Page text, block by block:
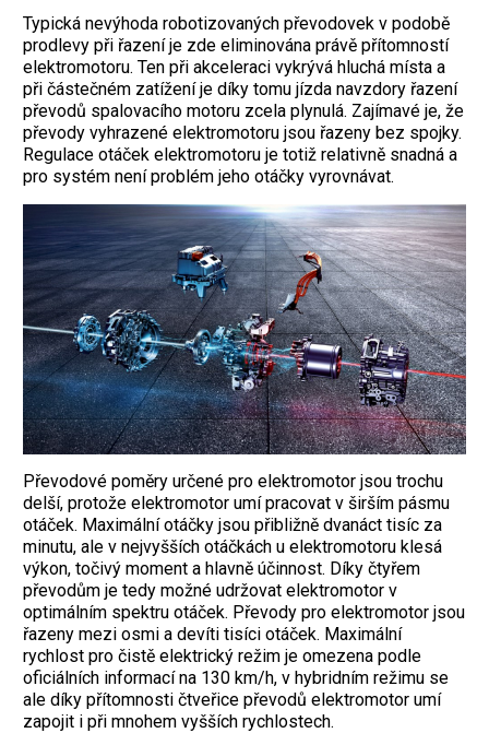
Typická nevýhoda robotizovaných převodovek v podobě
prodlevy při řazení je zde eliminována právě přítomností
elektromotoru. Ten při akceleraci vykrývá hluchá místa a
při částečném zatížení je díky tomu jízda navzdory řazení
převodů spalovacího motoru zcela plynulá. Zajímavé je, že
převody vyhrazené elektromotoru jsou řazeny bez spojky.
Regulace otáček elektromotoru je totiž relativně snadná a
pro systém není problém jeho otáčky vyrovnávat.
Převodové poměry určené pro elektromotor jsou trochu
delší, protože elektromotor umí pracovat v širším pásmu
otáček. Maximální otáčky jsou přibližně dvanáct tisíc za
minutu, ale v nejvyšších otáčkách u elektromotoru klesá
výkon, točivý moment a hlavně účinnost. Díky čtyřem
převodům je tedy možné udržovat elektromotor v
optimálním spektru otáček. Převody pro elektromotor jsou
řazeny mezi osmi a devíti tisíci otáček. Maximální
rychlost pro čistě elektrický režim je omezena podle
oficiálních informací na 130 km/h, v hybridním režimu se
ale díky přítomnosti čtveřice převodů elektromotor umí
zapojit i při mnohem vyšších rychlostech.